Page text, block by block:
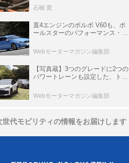
P900 プロトタイプ」とは
石橋 寛
直4エンジンのボルボ V60も、ポ
ールスターのパフォーマンス・パ
と昔の新車】
Webモーターマガジン編集部
【写真蔵】3つのグレードに2つの
パワートレーンも設定した、トヨ
Webモーターマガジン編集部
世代モビリティの情報をお届けします